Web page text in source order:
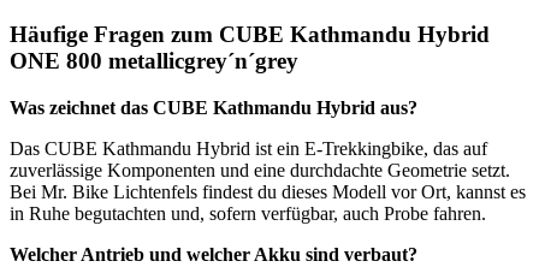
Häufige Fragen zum CUBE Kathmandu Hybrid
ONE 800 metallicgrey´n´grey
Was zeichnet das CUBE Kathmandu Hybrid aus?
Das CUBE Kathmandu Hybrid ist ein E-Trekkingbike, das auf
zuverlässige Komponenten und eine durchdachte Geometrie setzt.
Bei Mr. Bike Lichtenfels findest du dieses Modell vor Ort, kannst es
in Ruhe begutachten und, sofern verfügbar, auch Probe fahren.
Welcher Antrieb und welcher Akku sind verbaut?